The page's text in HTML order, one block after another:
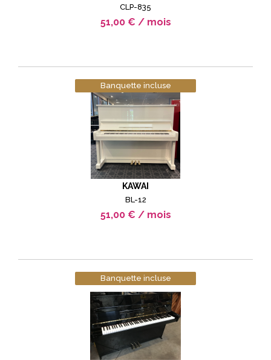
CLP-835
51,00 € / mois
Banquette incluse
KAWAI
BL-12
51,00 € / mois
Banquette incluse